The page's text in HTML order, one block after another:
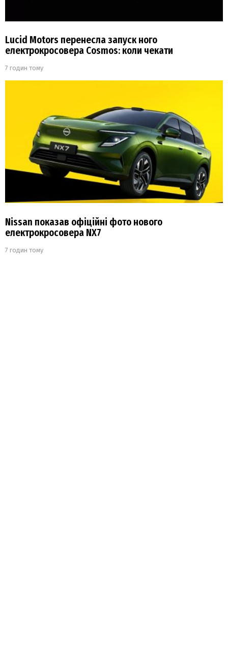
Lucid Motors перенесла запуск ного
електрокросовера Cosmos: коли чекати
7 годин тому
Nissan показав офіційні фото нового
електрокросовера NX7
7 годин тому